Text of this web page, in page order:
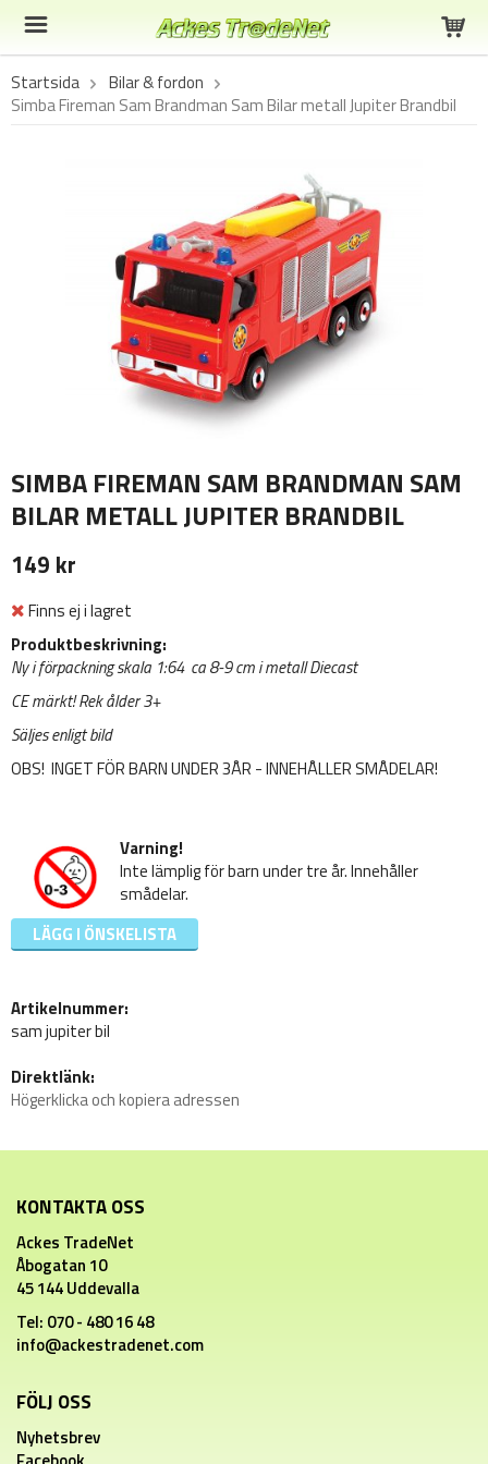
Startsida
Bilar & fordon
Simba Fireman Sam Brandman Sam Bilar metall Jupiter Brandbil
SIMBA FIREMAN SAM BRANDMAN SAM
BILAR METALL JUPITER BRANDBIL
149 kr
Finns ej i lagret
Produktbeskrivning:
Ny i förpackning skala 1:64 ca 8-9 cm i metall Diecast
CE märkt! Rek ålder 3+
Säljes enligt bild
OBS! INGET FÖR BARN UNDER 3ÅR - INNEHÅLLER SMÅDELAR!
Varning!
Inte lämplig för barn under tre år. Innehåller
smådelar.
LÄGG I ÖNSKELISTA
Artikelnummer:
sam jupiter bil
Direktlänk:
Högerklicka och kopiera adressen
KONTAKTA OSS
Ackes TradeNet
Åbogatan 10
45 144 Uddevalla
Tel: 070 - 480 16 48
info@ackestradenet.com
FÖLJ OSS
Nyhetsbrev